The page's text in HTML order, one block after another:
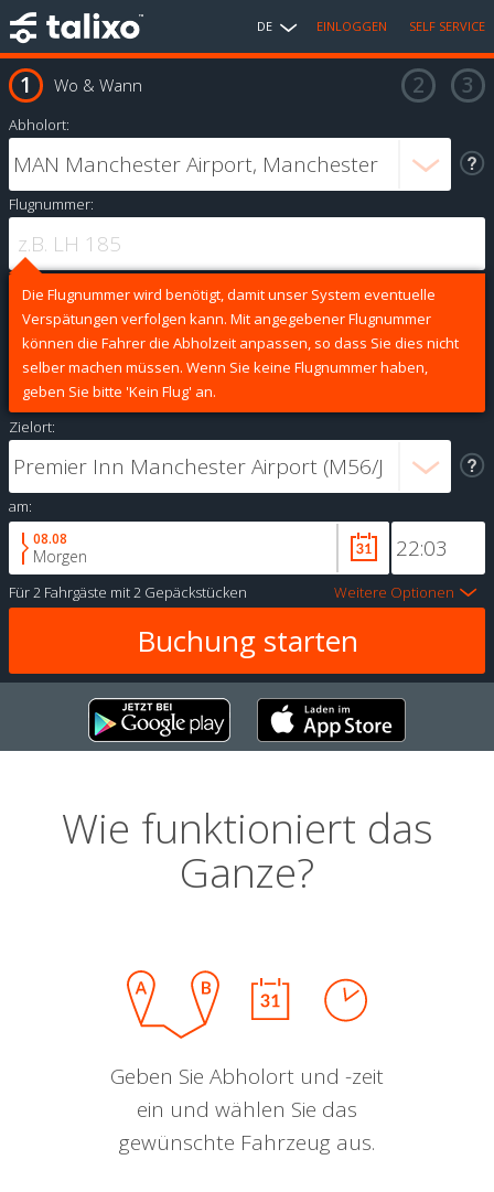
DE EINLOGGEN SELF SERVICE
Wo & Wann
Abholort:
Flugnummer:
Die Flugnummer wird benötigt, damit unser System eventuelle
Verspätungen verfolgen kann. Mit angegebener Flugnummer
können die Fahrer die Abholzeit anpassen, so dass Sie dies nicht
selber machen müssen. Wenn Sie keine Flugnummer haben,
geben Sie bitte 'Kein Flug' an.
Zielort:
am:
08.08
Morgen
Für2 Fahrgäste mit2 Gepäckstücken Weitere Optionen
Wie funktioniert das
Ganze?
Geben Sie Abholort und -zeit
ein und wählen Sie das
gewünschte Fahrzeug aus.